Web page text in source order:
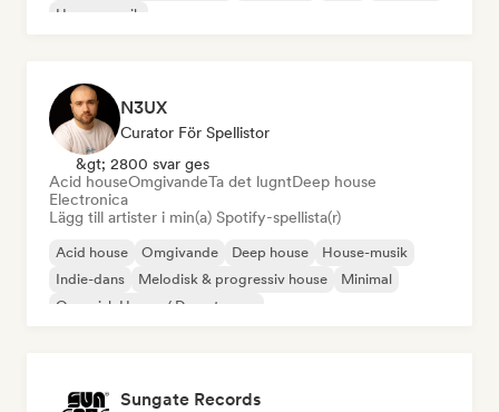
House-musik
N3UX
Curator För Spellistor
&gt; 2800 svar ges
Acid houseOmgivandeTa det lugntDeep house
Electronica
Lägg till artister i min(a) Spotify-spellista(r)
Acid house Omgivande Deep house
House-musik
Indie-dans
Melodisk & progressiv house
Minimal
Organisk House / Downtempo
Sungate Records